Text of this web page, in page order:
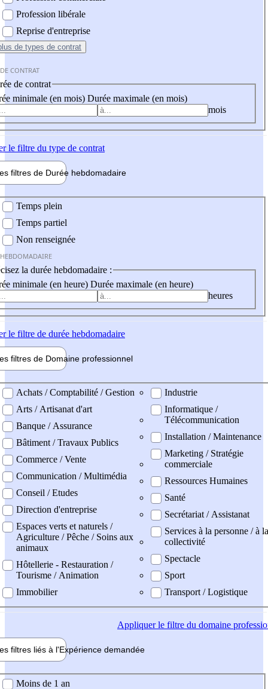
Profession libérale
Reprise d'entreprise
de types de contrat
CONTRAT
de contrat
minimale (en mois) Durée maximale (en mois)
mois
le filtre du type de contrat
filtres de Durée hebdomadaire
Temps plein
Temps partiel
Non renseignée
la durée hebdomadaire :
minimale (en heure) Durée maximale (en heure)
heures
le filtre de durée hebdomadaire
filtres de Domaine professionnel
professionel
Achats / Comptabilité / Gestion
Arts / Artisanat d'art
Banque / Assurance
Bâtiment / Travaux Publics
Commerce / Vente
Communication / Multimédia
Conseil / Etudes
Direction d'entreprise
Espaces verts et naturels /
Agriculture / Pêche / Soins aux
animaux
Hôtellerie - Restauration /
Tourisme / Animation
Immobilier
Industrie
Informatique /
Télécommunication
Installation / Maintenance
Marketing / Stratégie
commerciale
Ressources Humaines
Santé
Secrétariat / Assistanat
Services à la personne / à la
collectivité
Spectacle
Sport
Transport / Logistique
Appliquerle filtre du domaine
filtres liés à l'Expérience demandée
demandée
Moins de 1 an